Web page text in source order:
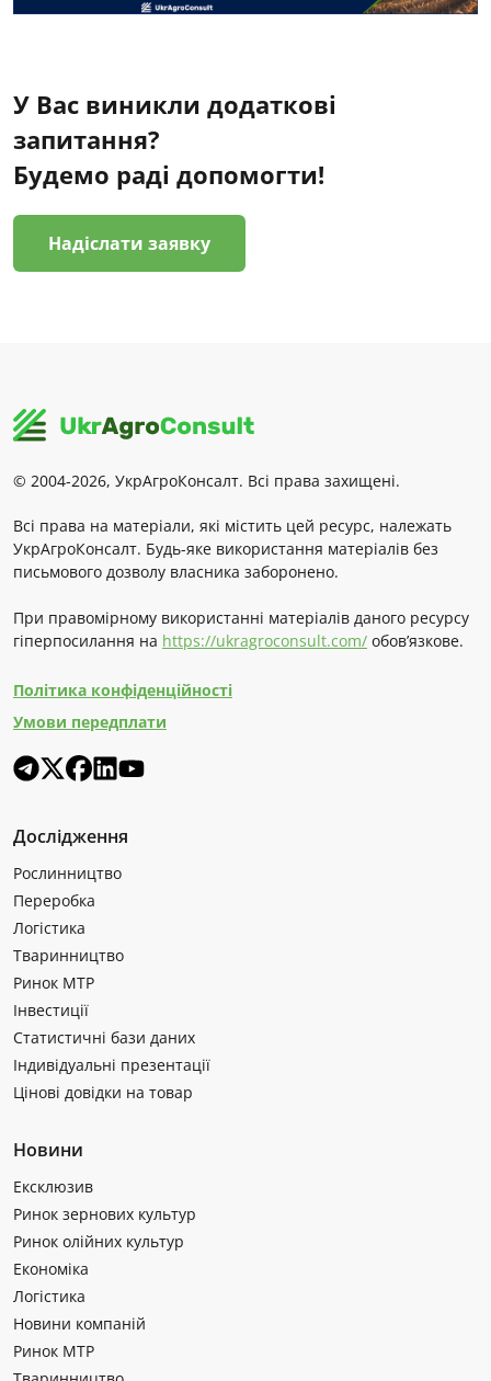
У Вас виникли додаткові
запитання?
Будемо раді допомогти!
Надіслати заявку
© 2004-2026, УкрАгроКонсалт. Всі права захищені.
Всі права на матеріали, які містить цей ресурс, належать
УкрАгроКонсалт. Будь-яке використання матеріалів без
письмового дозволу власника заборонено.
При правомірному використанні матеріалів даного ресурсу
гіперпосилання на https://ukragroconsult.com/ обов’язкове.
Політика конфіденційності
Умови передплати
Дослідження
Рослинництво
Переробка
Логістика
Тваринництво
Ринок МТР
Інвестиції
Статистичні бази даних
Індивідуальні презентації
Цінові довідки на товар
Новини
Ексклюзив
Ринок зернових культур
Ринок олійних культур
Економіка
Логістика
Новини компаній
Ринок МТР